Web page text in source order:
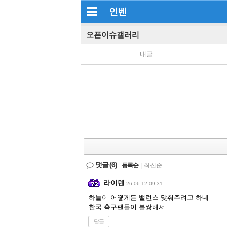
인벤
오픈이슈갤러리
내글
댓글(6) 등록순 최신순
라이덴 26-06-12 09:31
하늘이 어떻게든 밸런스 맞춰주려고 하네
한국 축구팬들이 불쌍해서
답글